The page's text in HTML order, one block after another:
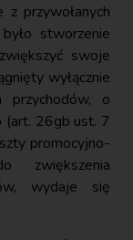
przywołanych
stworzenie
swoje
wyłącznie
przychodów, o
26gb ust. 7
promocyjno-
zwiększenia
wydaje się